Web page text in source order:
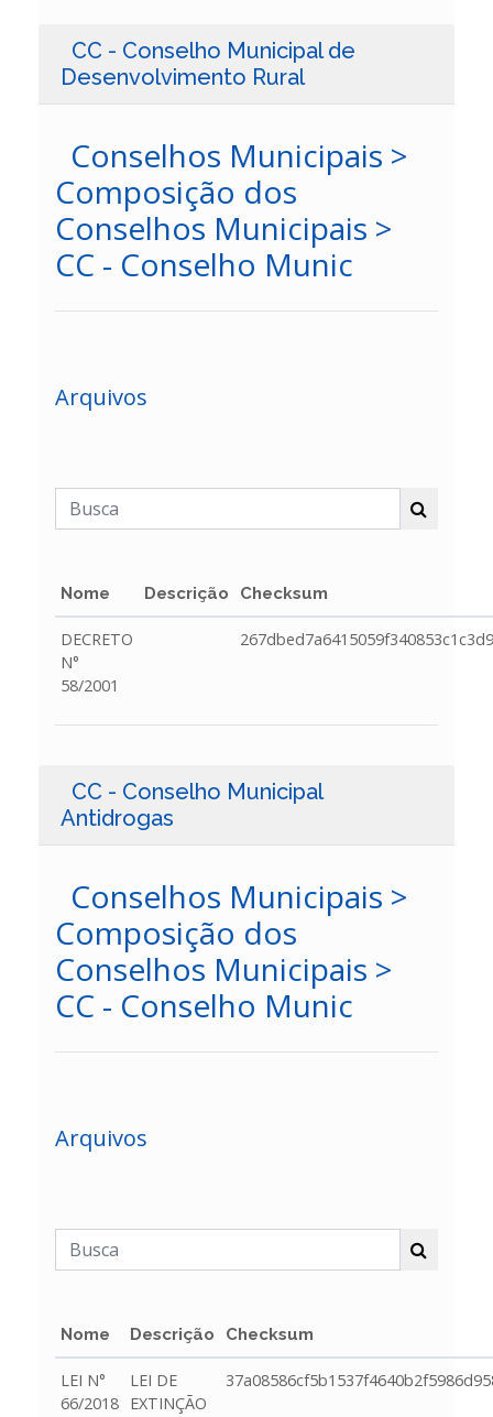
CC - Conselho Municipal de
Desenvolvimento Rural
Conselhos Municipais >
Composição dos
Conselhos Municipais >
CC - Conselho Munic
Arquivos
Nome Descrição Checksum
DECRETO
N°
58/2001
CC - Conselho Municipal
Antidrogas
Conselhos Municipais >
Composição dos
Conselhos Municipais >
CC - Conselho Munic
Arquivos
Nome Descrição Checksum
LEI N°
66/2018
LEI DE
EXTINÇÃO